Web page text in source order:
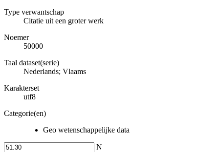
Type verwantschap
Citatie uit een groter werk
Noemer
50000
Taal dataset(serie)
Nederlands; Vlaams
Karakterset
utf8
Categorie(en)
Geo wetenschappelijke data
N